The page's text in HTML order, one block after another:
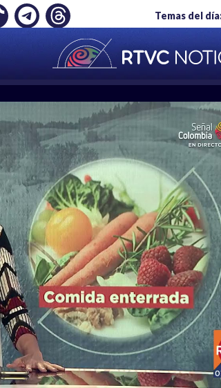
Temas del
JP MORGAN "HABLAR NO ES